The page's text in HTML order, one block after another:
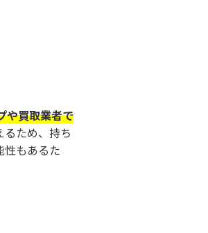
や買取業者で
ため、持ち
性もあるた